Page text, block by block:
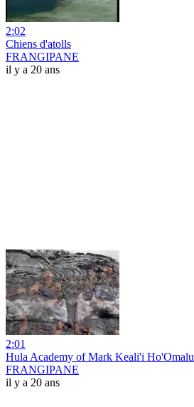
2:02
Chiens d'atolls
FRANGIPANE
il y a 20 ans
2:01
Hula Academy of Mark Keali'i Ho'Omalu
FRANGIPANE
il y a 20 ans